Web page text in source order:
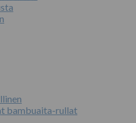
bambuaita-rullat